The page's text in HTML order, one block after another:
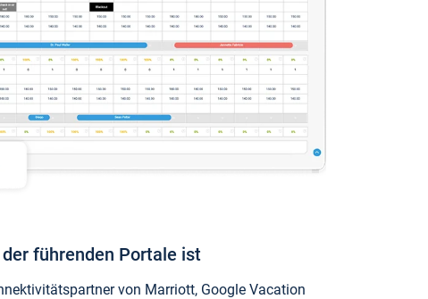
führenden Portale ist
von Marriott, Google Vacation